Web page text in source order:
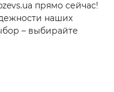
прямо сейчас!
наших
– выбирайте